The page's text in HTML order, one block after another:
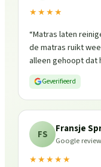
★★★★
“Matras laten
de matras ruikt
alleen gehoopt dat
Geverifieerd
FS Fransje
Google review
★★★★★